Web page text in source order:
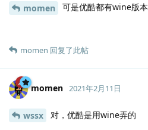
momen 可是优酷都有wine版本
momen 回复了此帖
momen 2021年2月11日
wssx 对，优酷是用wine弄的